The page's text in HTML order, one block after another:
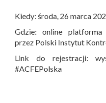
Kiedy: środa, 26 marca
Gdzie: online platforma
przez Polski Instytut
Link do rejestracji:
#ACFEPolska